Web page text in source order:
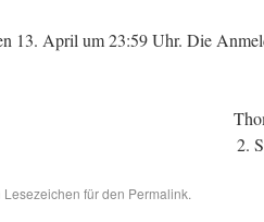
13. April um 23:59 Uhr. Die
2.
für den Permalink.